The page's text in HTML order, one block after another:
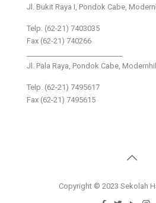
Jl. Bukit Raya I, Pondok Cabe,
Telp. (62-21) 7403035
Fax (62-21) 740266
Jl. Pala Raya, Pondok Cabe,
Telp. (62-21) 7495617
Fax (62-21) 7495615
Copyright © 2023 Sekolah